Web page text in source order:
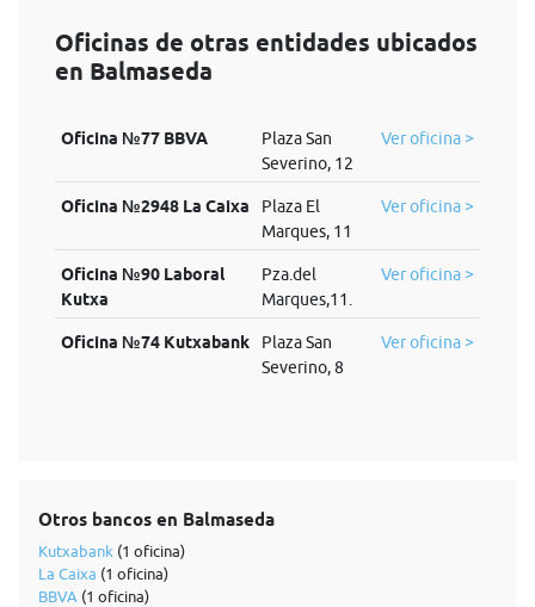
Oficinas de otras entidades ubicados
en Balmaseda
Oficina №77 BBVA
Plaza San
Severino, 12
Ver oficina >
Oficina №2948 La Caixa
Plaza El
Marques, 11
Ver oficina >
Oficina №90 Laboral
Kutxa
Pza.del
Marques,11.
Ver oficina >
Oficina №74 Kutxabank
Plaza San
Severino, 8
Ver oficina >
Otros bancos en Balmaseda
Kutxabank (1 oficina)
La Caixa (1 oficina)
BBVA (1 oficina)